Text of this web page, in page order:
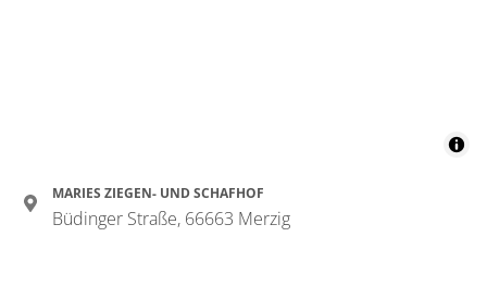
MARIES ZIEGEN- UND SCHAFHOF
Büdinger Straße, 66663 Merzig